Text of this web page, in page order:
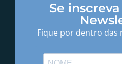
Se
Fique por dentro das